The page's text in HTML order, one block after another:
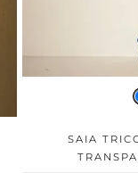
SAIA